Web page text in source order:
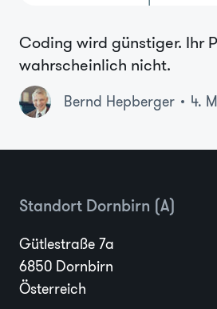
Coding wird günstiger. Ihr
wahrscheinlich nicht.
Bernd Hepberger 4.
Standort Dornbirn (A)
Gütlestraße 7a
6850 Dornbirn
Österreich